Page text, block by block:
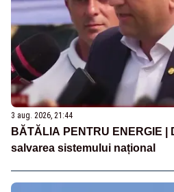
3 aug. 2026, 21:44
BĂTĂLIA PENTRU ENERGIE
salvarea sistemului național